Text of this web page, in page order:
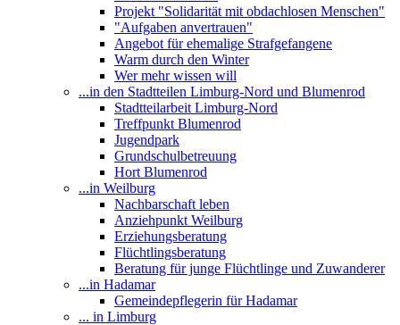
Projekt "Solidarität mit obdachlosen Menschen"
"Aufgaben anvertrauen"
Angebot für ehemalige Strafgefangene
Warm durch den Winter
Wer mehr wissen will
...in den Stadtteilen Limburg-Nord und Blumenrod
Stadtteilarbeit Limburg-Nord
Treffpunkt Blumenrod
Jugendpark
Grundschulbetreuung
Hort Blumenrod
...in Weilburg
Nachbarschaft leben
Anziehpunkt Weilburg
Erziehungsberatung
Flüchtlingsberatung
Beratung für junge Flüchtlinge und Zuwanderer
...in Hadamar
Gemeindepflegerin für Hadamar
... in Limburg